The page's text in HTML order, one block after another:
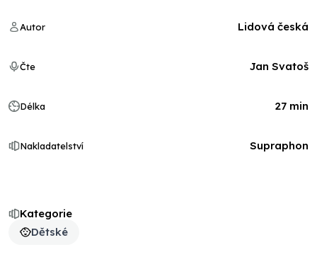
Kategorie
Dětské
Autor Lidová česká
Čte Jan Svatoš
Délka 27 min
Nakladatelství Supraphon